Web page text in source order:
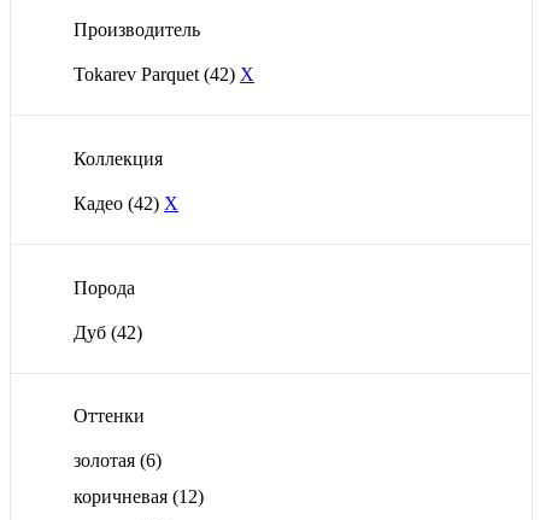
Производитель
Tokarev Parquet (42) X
Коллекция
Кадео (42) X
Порода
Дуб (42)
Оттенки
золотая (6)
коричневая (12)